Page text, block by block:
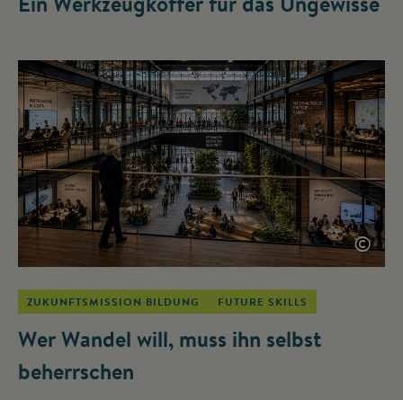
©
ZUKUNFTSMISSION BILDUNG FUTURE SKILLS
Wer Wandel will, muss ihn selbst
beherrschen